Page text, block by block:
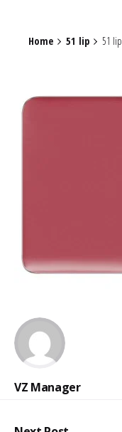
Home 51 lip 51 lip
VZ Manager